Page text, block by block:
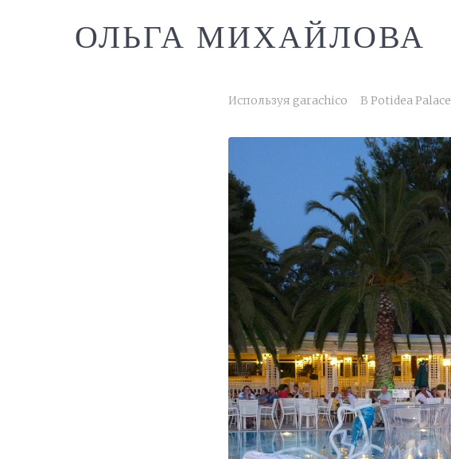
ОЛЬГА МИХАЙЛОВА
Используя garachico В Potidea Palace